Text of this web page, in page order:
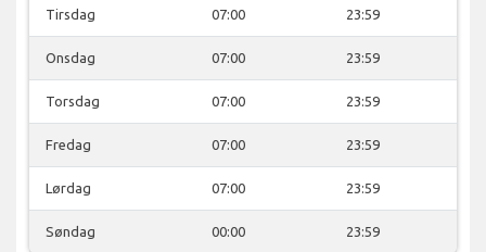
Tirsdag 07:00 23:59
Onsdag 07:00 23:59
Torsdag 07:00 23:59
Fredag 07:00 23:59
Lørdag 07:00 23:59
Søndag 00:00 23:59